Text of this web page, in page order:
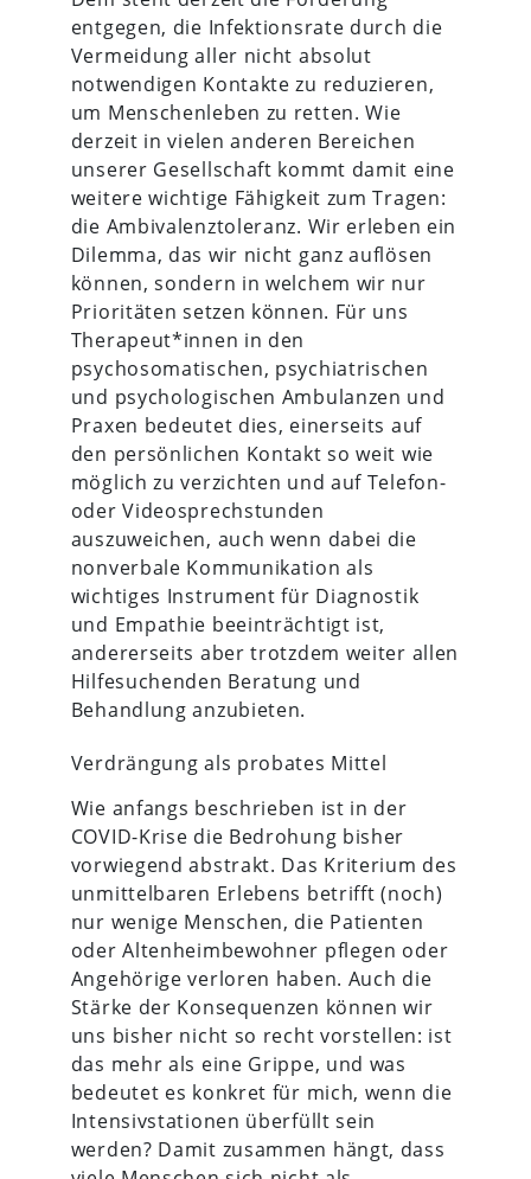
entgegen, die Infektionsrate durch die
Vermeidung aller nicht absolut
notwendigen Kontakte zu reduzieren,
um Menschenleben zu retten. Wie
derzeit in vielen anderen Bereichen
unserer Gesellschaft kommt damit eine
weitere wichtige Fähigkeit zum Tragen:
die Ambivalenztoleranz. Wir erleben ein
Dilemma, das wir nicht ganz auflösen
können, sondern in welchem wir nur
Prioritäten setzen können. Für uns
Therapeut*innen in den
psychosomatischen, psychiatrischen
und psychologischen Ambulanzen und
Praxen bedeutet dies, einerseits auf
den persönlichen Kontakt so weit wie
möglich zu verzichten und auf Telefon-
oder Videosprechstunden
auszuweichen, auch wenn dabei die
nonverbale Kommunikation als
wichtiges Instrument für Diagnostik
und Empathie beeinträchtigt ist,
andererseits aber trotzdem weiter allen
Hilfesuchenden Beratung und
Behandlung anzubieten.
Verdrängung als probates Mittel
Wie anfangs beschrieben ist in der
COVID-Krise die Bedrohung bisher
vorwiegend abstrakt. Das Kriterium des
unmittelbaren Erlebens betrifft (noch)
nur wenige Menschen, die Patienten
oder Altenheimbewohner pflegen oder
Angehörige verloren haben. Auch die
Stärke der Konsequenzen können wir
uns bisher nicht so recht vorstellen: ist
das mehr als eine Grippe, und was
bedeutet es konkret für mich, wenn die
Intensivstationen überfüllt sein
werden? Damit zusammen hängt, dass